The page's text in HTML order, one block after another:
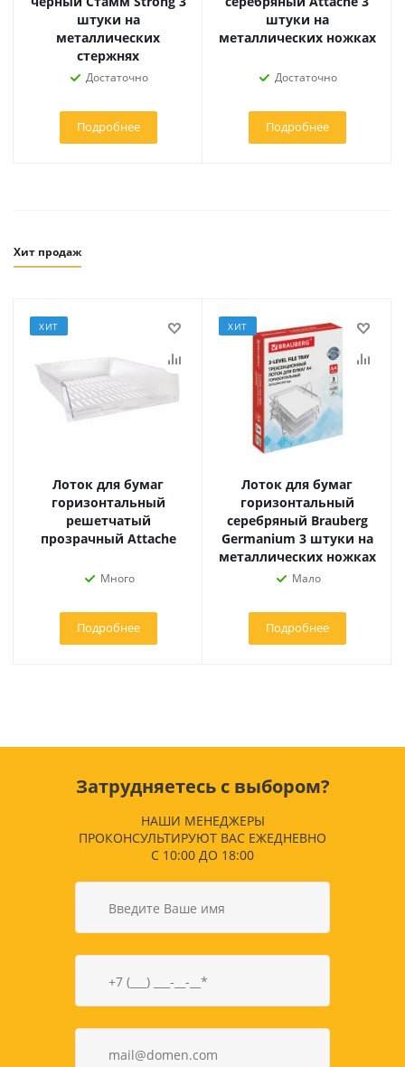
штуки на
металлических
стержнях
Достаточно
Подробнее
штуки на
металлических ножках
Достаточно
Подробнее
Хит продаж
ХИТ
Лоток для бумаг
горизонтальный
решетчатый
прозрачный Attache
Много
Подробнее
ХИТ
Лоток для бумаг
горизонтальный
серебряный Brauberg
Germanium 3 штуки на
металлических ножках
Мало
Подробнее
Затрудняетесь с выбором?
НАШИ МЕНЕДЖЕРЫ
ПРОКОНСУЛЬТИРУЮТ ВАС ЕЖЕДНЕВНО
С 10:00 ДО 18:00